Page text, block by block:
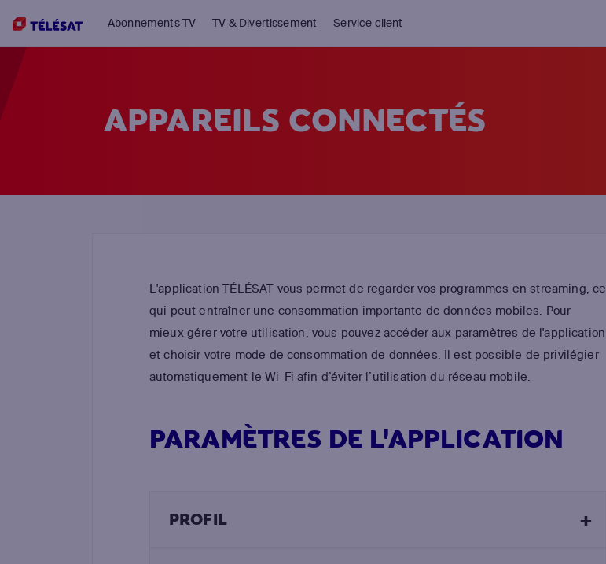
Abonnements TV TV & Divertissement Service client
APPAREILS CONNECTÉS
L'application TÉLÉSAT vous permet de regarder vos programmes en streaming, ce
qui peut entraîner une consommation importante de données mobiles. Pour
mieux gérer votre utilisation, vous pouvez accéder aux paramètres de l'application
et choisir votre mode de consommation de données. Il est possible de privilégier
automatiquement le Wi-Fi afin d’éviter l’utilisation du réseau mobile.
PARAMÈTRES DE L'APPLICATION
PROFIL +